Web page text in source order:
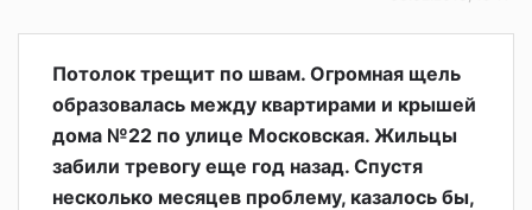
Потолок трещит по швам. Огромная щель
образовалась между квартирами и крышей
дома №22 по улице Московская. Жильцы
забили тревогу еще год назад. Спустя
несколько месяцев проблему, казалось бы,